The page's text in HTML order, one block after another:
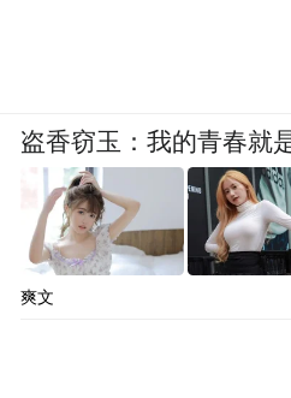
盗香窃玉：我的青春就
爽文